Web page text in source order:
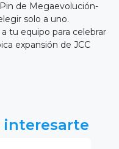
de Megaevolución-
solo a uno.
tu equipo para celebrar
expansión de JCC